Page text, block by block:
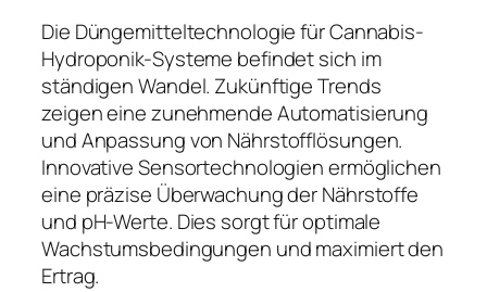
Die Düngemitteltechnologie für Cannabis-
Hydroponik-Systeme befindet sich im
ständigen Wandel. Zukünftige Trends
zeigen eine zunehmende Automatisierung
und Anpassung von Nährstofflösungen.
Innovative Sensortechnologien ermöglichen
eine präzise Überwachung der Nährstoffe
und pH-Werte. Dies sorgt für optimale
Wachstumsbedingungen und maximiert den
Ertrag.